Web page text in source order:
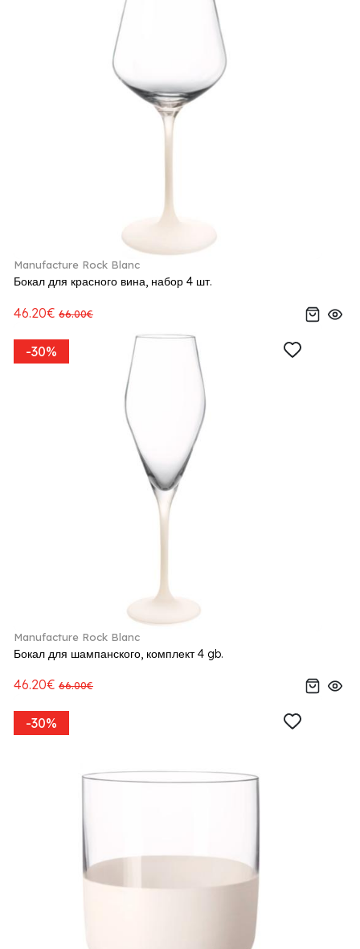
Manufacture Rock Blanc
Бокал для красного вина, набор 4 шт.
46.20€ 66.00€
-30%
Manufacture Rock Blanc
Бокал для шампанского, комплект 4 gb.
46.20€ 66.00€
-30%